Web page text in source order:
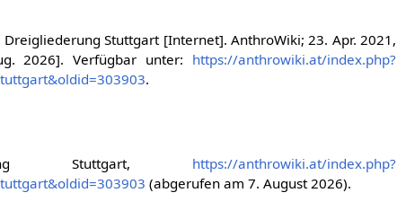
Stuttgart [Internet]. AnthroWiki; 23. Apr. 2021,
2026]. Verfügbar unter: https://anthrowiki.at/index.php?
.
Stuttgart, https://anthrowiki.at/index.php?
(abgerufen am 7. August 2026).